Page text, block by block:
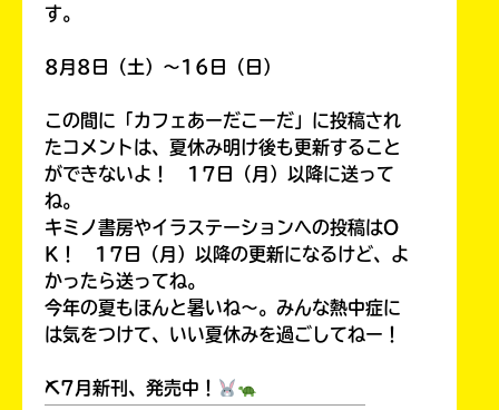
す。
8月8日（土）～16日（日）
この間に「カフェあーだこーだ」に投稿され
たコメントは、夏休み明け後も更新すること
ができないよ！ 17日（月）以降に送って
ね。
キミノ書房やイラステーションへの投稿はO
K！ 17日（月）以降の更新になるけど、よ
かったら送ってね。
今年の夏もほんと暑いね～。みんな熱中症に
は気をつけて、いい夏休みを過ごしてねー！
⛏7月新刊、発売中！